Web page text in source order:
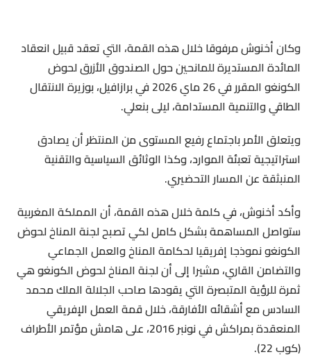
وكان أخنوش مرفوقا خلال هذه القمة، التي تعقد قبيل انعقاد
المائدة المستديرة للمانحين حول الصندوق الأزرق لحوض
الكونغو المقرر في 26 ماي 2026 في برازافيل، بوزيرة الانتقال
الطاقي والتنمية المستدامة، ليلى بنعلي.
ويتعلق الأمر باجتماع رفيع المستوى من المنتظر أن يصادق
استراتيجية تعبئة الموارد، وكذا الوثائق السياسية والتقنية
المنبثقة عن المسار التحضيري.
وأكد أخنوش، في كلمة خلال هذه القمة، أن المملكة المغربية
ستواصل المساهمة بشكل كامل لكي تصبح لجنة المناخ لحوض
الكونغو نموذجا إفريقيا لحكامة المناخ والعمل الجماعي
والتضامن القاري، مشيرا إلى أن لجنة المناخ لحوض الكونغو هي
ثمرة للرؤية المتبصرة التي يقودها صاحب الجلالة الملك محمد
السادس مع أشقائه الأفارقة، خلال قمة العمل الإفريقي
المنعقدة بمراكش في نونبر 2016، على هامش مؤتمر الأطراف
(كوب 22).